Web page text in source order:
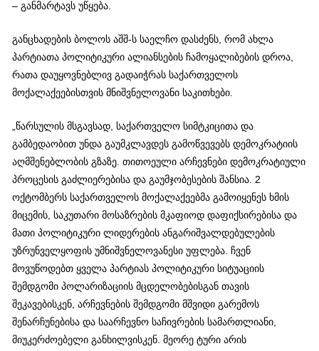
– განმარტავს უწყება.
განცხადების ბოლოს აშშ-ს საელჩო დასძენს, რომ ახლა
პარტიათა პოლიტიკური ალიანსების ჩამოყალიბების დროა,
რათა დაუყოვნებლივ გადაიჭრას საქართველოს
მოქალაქეებისთვის მნიშვნელოვანი საკითხები.
„წარსულის მსგავსად, საქართველო სიმტკიცითა და
გამბედაობით უნდა გაუმკლავდეს გამოწვევებს დემოკრატიის
აღმშენებლობის გზაზე. თითოეული არჩევნები დემოკრატიული
პროცესის გაძლიერებისა და გაუმჯობესების შანსია. 2
ოქტომბერს საქართველოს მოქალაქეებმა გამოიყენეს ხმის
მიცემის, საკუთარი მოსაზრების მკაფიოდ დაფიქსირებისა და
მათი პოლიტიკური ლიდერების ანგარიშვალდებულების
უზრუნველყოფის უმნიშვნელოვანესი უფლება. ჩვენ
მოვუწოდებთ ყველა პარტიას პოლიტიკური სიტუაციის
შემდგომი პოლარიზაციის მცდელობებისგან თავის
შეკავებისკენ, არჩევნების შემდგომი მშვიდი გარემოს
შენარჩუნებისა და საარჩევნო საჩივრების სამართლიანი,
მიუკერძოებელი განხილვისკენ. მეორე ტური არის